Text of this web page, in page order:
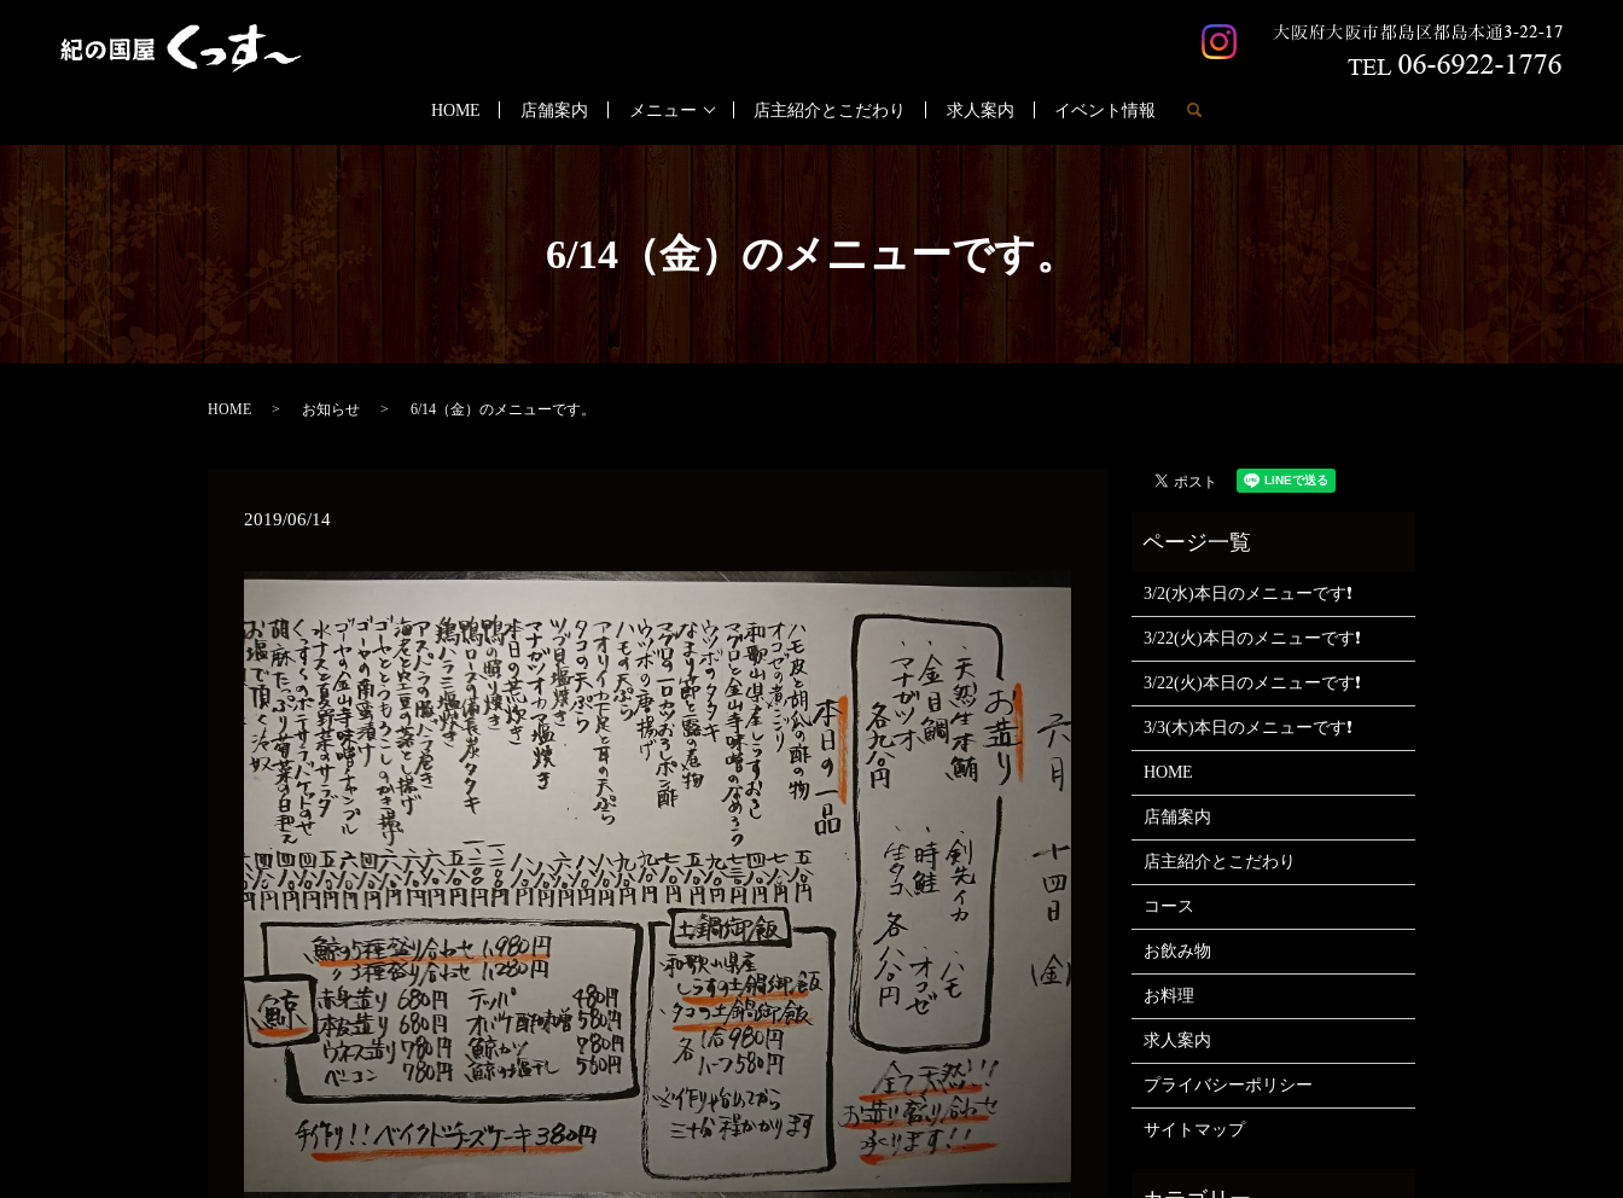
HOME 店舗案内 メニュー 店主紹介とこだわり 求人案内 イベント情報
6/14（金）のメニューです。
HOME お知らせ 6/14（金）のメニューです。
2019/06/14
3/2(水)本日のメニューです❗
3/22(火)本日のメニューです❗
3/22(火)本日のメニューです❗
3/3(木)本日のメニューです❗
HOME
店舗案内
店主紹介とこだわり
コース
お飲み物
お料理
求人案内
プライバシーポリシー
サイトマップ